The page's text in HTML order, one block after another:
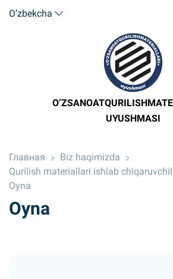
O’zbekcha
UYUSHMASI
Главная
Biz haqimizda
Qurilish materiallari ishlab
Oyna
Oyna